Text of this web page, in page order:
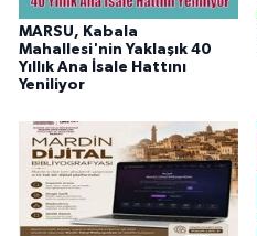
MARSU, Kabala
Mahallesi'nin Yaklaşık 40
Yıllık Ana İsale Hattını
Yeniliyor